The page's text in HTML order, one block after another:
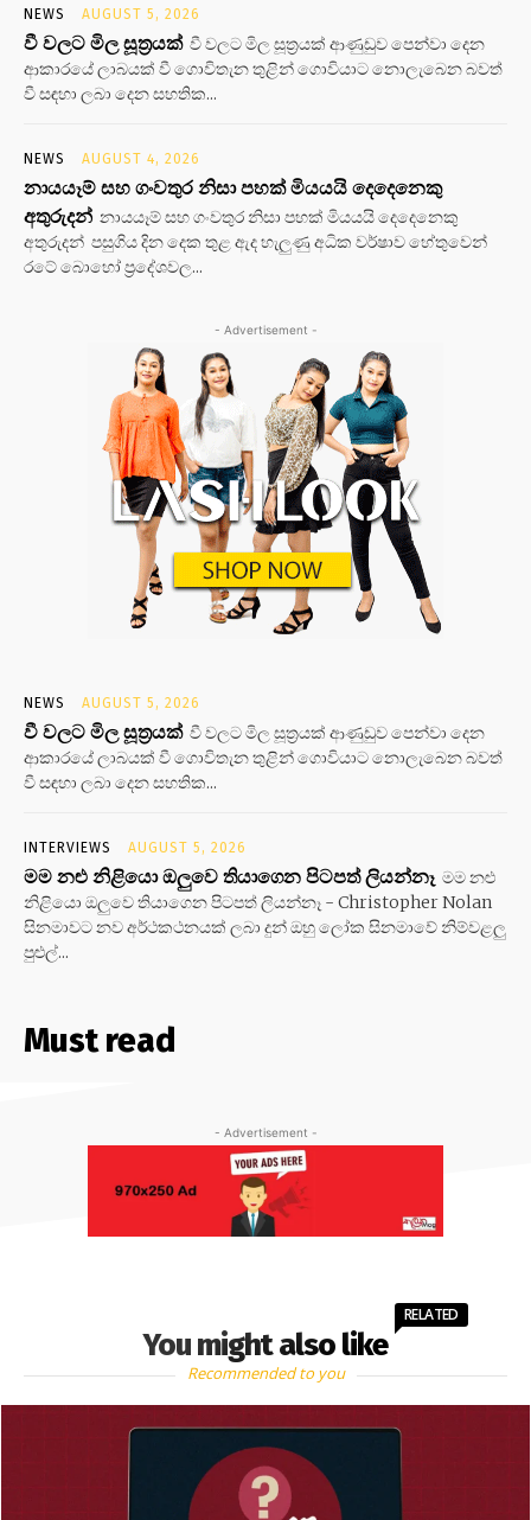
NEWS AUGUST 5, 2026
වී වලට මිල සූත්‍රයක් වී වලට මිල සූත්‍රයක් ආණුඩුව පෙන්වා දෙන
ආකාරයේ ලාබයක් වී ගොවිතැන තුළින් ගොවියාට නොලැබෙන බවත්
වී සඳහා ලබා දෙන සහතික...
NEWS AUGUST 4, 2026
නායයෑම් සහ ගංවතුර නිසා පහක් මියයයි දෙදෙනෙකු
අතුරුදන් නායයෑම් සහ ගංවතුර නිසා පහක් මියයයි දෙදෙනෙකු
අතුරුදන් පසුගිය දින දෙක තුළ ඇද හැලුණු අධික වර්ෂාව හේතුවෙන්
රටේ බොහෝ ප්‍රදේශවල...
- Advertisement -
NEWS AUGUST 5, 2026
වී වලට මිල සූත්‍රයක් වී වලට මිල සූත්‍රයක් ආණුඩුව පෙන්වා දෙන
ආකාරයේ ලාබයක් වී ගොවිතැන තුළින් ගොවියාට නොලැබෙන බවත්
වී සඳහා ලබා දෙන සහතික...
INTERVIEWS AUGUST 5, 2026
මම නළු නිළියො ඔලුවෙ තියාගෙන පිටපත් ලියන්නෑ මම නළු
නිළියො ඔලුවෙ තියාගෙන පිටපත් ලියන්නෑ - Christopher Nolan
සිනමාවට නව අර්ථකථනයක් ලබා දුන් ඔහු ලෝක සිනමාවේ නිම්වළලු
පුළුල්...
Must read
- Advertisement -
You might also like
RELATED
Recommended to you